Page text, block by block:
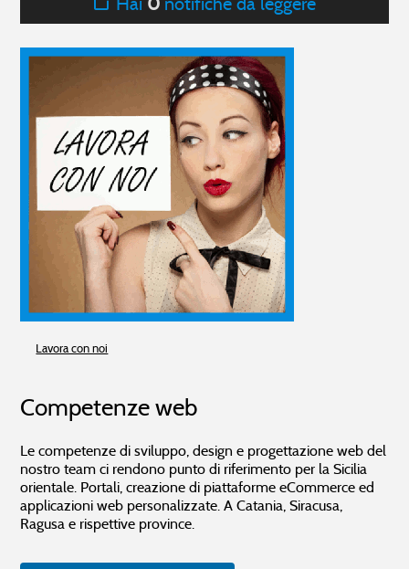
Lavora con noi
Competenze web
Le competenze di sviluppo, design e progettazione web del
nostro team ci rendono punto di riferimento per la Sicilia
orientale. Portali, creazione di piattaforme eCommerce ed
applicazioni web personalizzate. A Catania, Siracusa,
Ragusa e rispettive province.